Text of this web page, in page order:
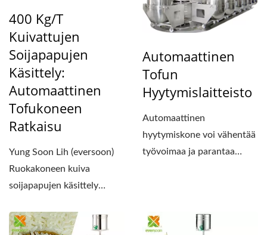
400 Kg/t
Kuivattujen
Soijapapujen
Käsittely:
Automaattinen
Tofukoneen
Ratkaisu
Yung Soon Lih (eversoon)
Ruokakoneen kuiva
soijapapujen käsittely
huipputeknologisen...
Automaattinen
Tofun
Hyytymislaitteisto
Automaattinen
hyytymiskone voi vähentää
työvoimaa ja parantaa